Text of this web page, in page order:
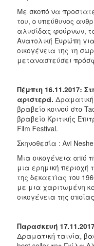
Με σκοπό να
του, ο υπεύθυνος
αλυσίδας φούρνων,
Ανατολική Ευρώπη
οικογένεια της τη
μεταναστεύσει
Πέμπτη 16.11.2017:
αριστερά. Δραματική
βραβείο κοινού στο
βραβείο Κριτικής
Film Festival.
Σκηνοθεσία : Avi
Μια οικογένεια από
μια ερημική περιοχή
της δεκαετίας του
με μια χαριτωμένη
οικογένεια της
Παρασκευή
Δραματική ταινία,